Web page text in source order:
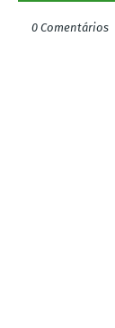
0 Comentários